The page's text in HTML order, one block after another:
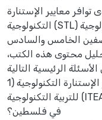
معايير الإستنارة
التكنولوجية (STL) للرابطة الدولية للتربية التكنولوجية (ITEA) في
الخامس والسادس
محتوى هذه الكتب،
الرئيسية التالية:
1) ماهي معايير الإستنارة التكنولوجية (STL) للرابطة الدولية
للتربية التكنولوجية (ITEA) الواجب توفرها في كتب التكنولوجيا
في فلسطين؟